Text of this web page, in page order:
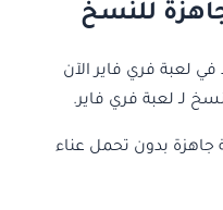
للنسخ
لعبة فري فاير الآن
لـ لعبة فري فاير.
جاهزة بدون تحمل عناء